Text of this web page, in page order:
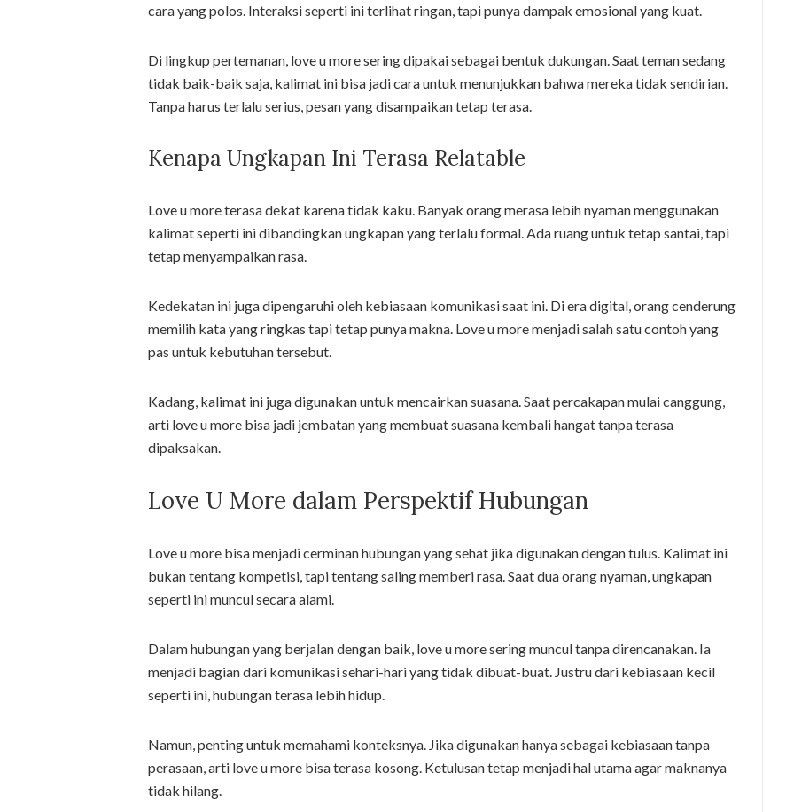
cara yang polos. Interaksi seperti ini terlihat ringan, tapi punya dampak emosional yang kuat.
Di lingkup pertemanan, love u more sering dipakai sebagai bentuk dukungan. Saat teman sedang
tidak baik-baik saja, kalimat ini bisa jadi cara untuk menunjukkan bahwa mereka tidak sendirian.
Tanpa harus terlalu serius, pesan yang disampaikan tetap terasa.
Kenapa Ungkapan Ini Terasa Relatable
Love u more terasa dekat karena tidak kaku. Banyak orang merasa lebih nyaman menggunakan
kalimat seperti ini dibandingkan ungkapan yang terlalu formal. Ada ruang untuk tetap santai, tapi
tetap menyampaikan rasa.
Kedekatan ini juga dipengaruhi oleh kebiasaan komunikasi saat ini. Di era digital, orang cenderung
memilih kata yang ringkas tapi tetap punya makna. Love u more menjadi salah satu contoh yang
pas untuk kebutuhan tersebut.
Kadang, kalimat ini juga digunakan untuk mencairkan suasana. Saat percakapan mulai canggung,
arti love u more bisa jadi jembatan yang membuat suasana kembali hangat tanpa terasa
dipaksakan.
Love U More dalam Perspektif Hubungan
Love u more bisa menjadi cerminan hubungan yang sehat jika digunakan dengan tulus. Kalimat ini
bukan tentang kompetisi, tapi tentang saling memberi rasa. Saat dua orang nyaman, ungkapan
seperti ini muncul secara alami.
Dalam hubungan yang berjalan dengan baik, love u more sering muncul tanpa direncanakan. Ia
menjadi bagian dari komunikasi sehari-hari yang tidak dibuat-buat. Justru dari kebiasaan kecil
seperti ini, hubungan terasa lebih hidup.
Namun, penting untuk memahami konteksnya. Jika digunakan hanya sebagai kebiasaan tanpa
perasaan, arti love u more bisa terasa kosong. Ketulusan tetap menjadi hal utama agar maknanya
tidak hilang.